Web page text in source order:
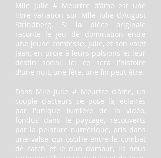
Mlle Julie # Meurtre d'âme est une
libre variation sur Mlle Julie d'August
Strindberg. Si la pièce originale
raconte le jeu de domination entre
une jeune comtesse, Julie, et son valet
Jean, en proie à leurs pulsions et leur
destin social, ici ce sera l'histoire
d'une nuit, une fête, une fin peut-être.
Dans Mlle Julie # Meurtre d'âme, un
couple d'acteurs se pose là, éclairés
par l'unique lumière de la vidéo,
fondus dans le paysage, recouverts
par la peinture numérique, pris dans
une valse qui oscille entre le combat
de catch et le duo d’amour, ils nous